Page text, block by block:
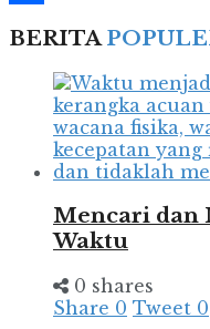
BERITA
Mencari dan
Waktu
0 shares
Share 0 Tweet 0